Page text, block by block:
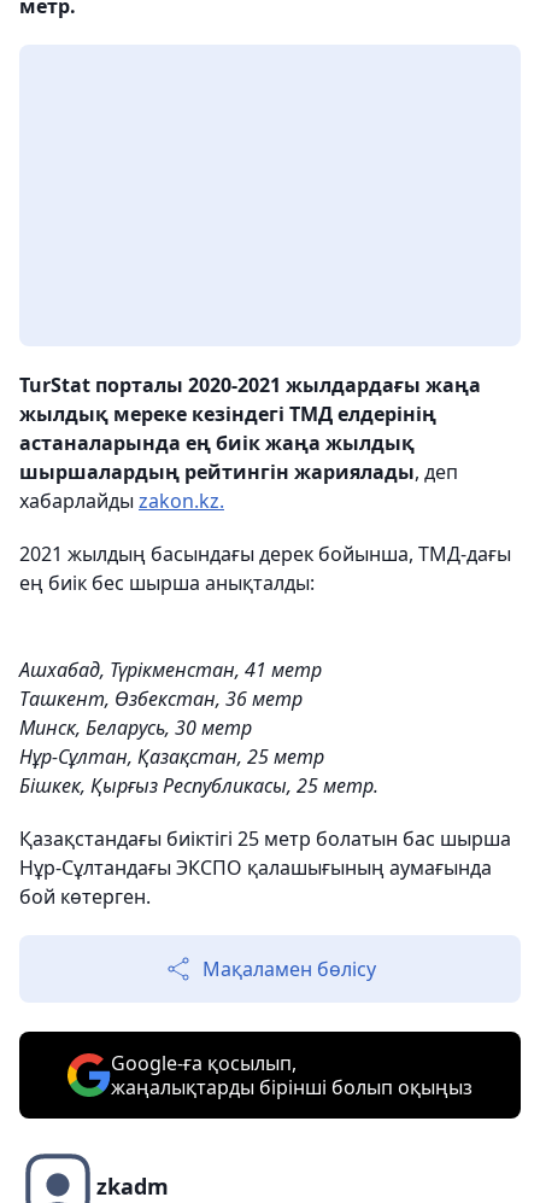
метр.
TurStat порталы 2020-2021 жылдардағы жаңа
жылдық мереке кезіндегі ТМД елдерінің
астаналарында ең биік жаңа жылдық
шыршалардың рейтингін жариялады, деп
хабарлайды zakon.kz.
2021 жылдың басындағы дерек бойынша, ТМД-дағы
ең биік бес шырша анықталды:
Ашхабад, Түрікменстан, 41 метр
Ташкент, Өзбекстан, 36 метр
Минск, Беларусь, 30 метр
Нұр-Сұлтан, Қазақстан, 25 метр
Бішкек, Қырғыз Республикасы, 25 метр.
Қазақстандағы биіктігі 25 метр болатын бас шырша
Нұр-Сұлтандағы ЭКСПО қалашығының аумағында
бой көтерген.
Мақаламен бөлісу
Google-ға қосылып,
жаңалықтарды бірінші болып оқыңыз
zkadm